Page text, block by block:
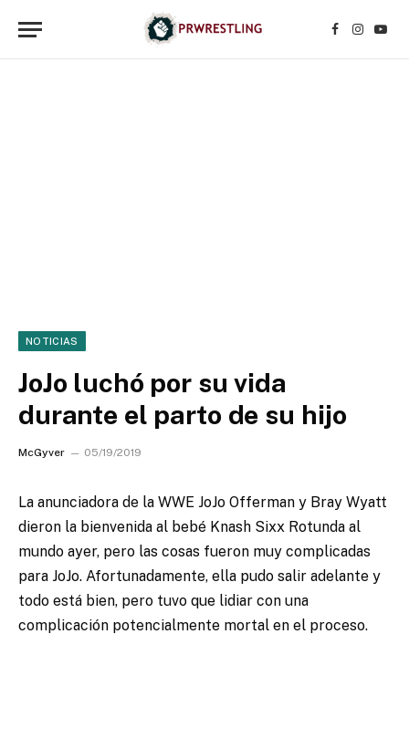
Facebook
NOTICIAS
JoJo luchó por su vida
durante el parto de su hijo
McGyver 05/19/2019
La anunciadora de la WWE JoJo Offerman y Bray Wyatt
dieron la bienvenida al bebé Knash Sixx Rotunda al
mundo ayer, pero las cosas fueron muy complicadas
para JoJo. Afortunadamente, ella pudo salir adelante y
todo está bien, pero tuvo que lidiar con una
complicación potencialmente mortal en el proceso.